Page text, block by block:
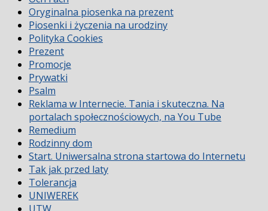
Oryginalna piosenka na prezent
Piosenki i życzenia na urodziny
Polityka Cookies
Prezent
Promocje
Prywatki
Psalm
Reklama w Internecie. Tania i skuteczna. Na
portalach społecznościowych, na You Tube
Remedium
Rodzinny dom
Start. Uniwersalna strona startowa do Internetu
Tak jak przed laty
Tolerancja
UNIWEREK